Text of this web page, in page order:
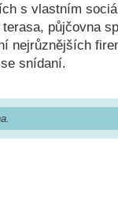
s vlastním
půjčovna
nejrůznějších
snídaní.